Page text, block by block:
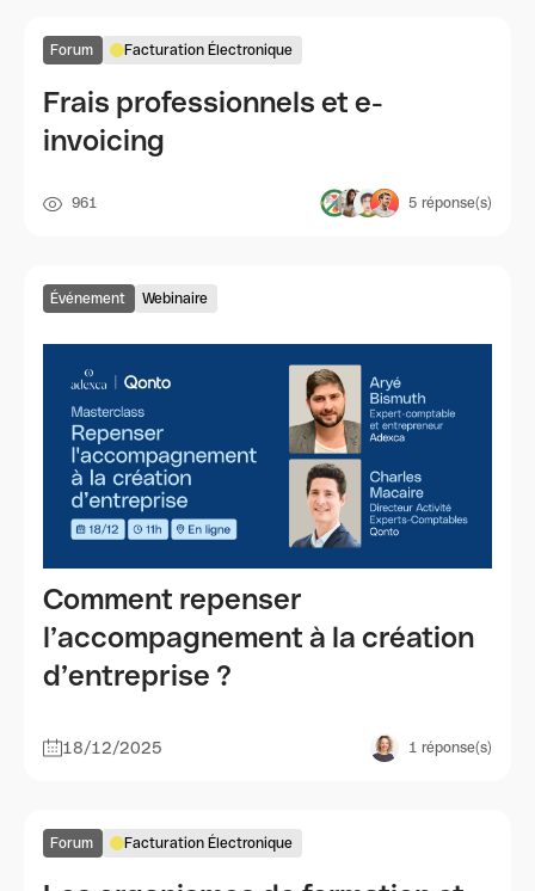
Forum Facturation Électronique
Frais professionnels et e-
invoicing
961 5 réponse(s)
Événement Webinaire
Comment repenser
l’accompagnement à la création
d’entreprise ?
18/12/2025 1 réponse(s)
Forum Facturation Électronique